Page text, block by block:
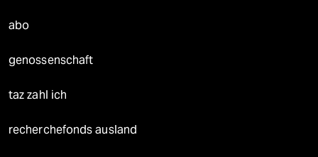
abo
genossenschaft
taz zahl ich
recherchefonds ausland